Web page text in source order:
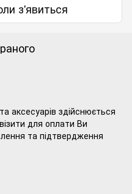
з'явиться
аксесуарів здійснюється
для оплати Ви
та підтвердження